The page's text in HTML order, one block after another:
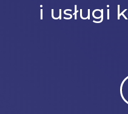
i usługi